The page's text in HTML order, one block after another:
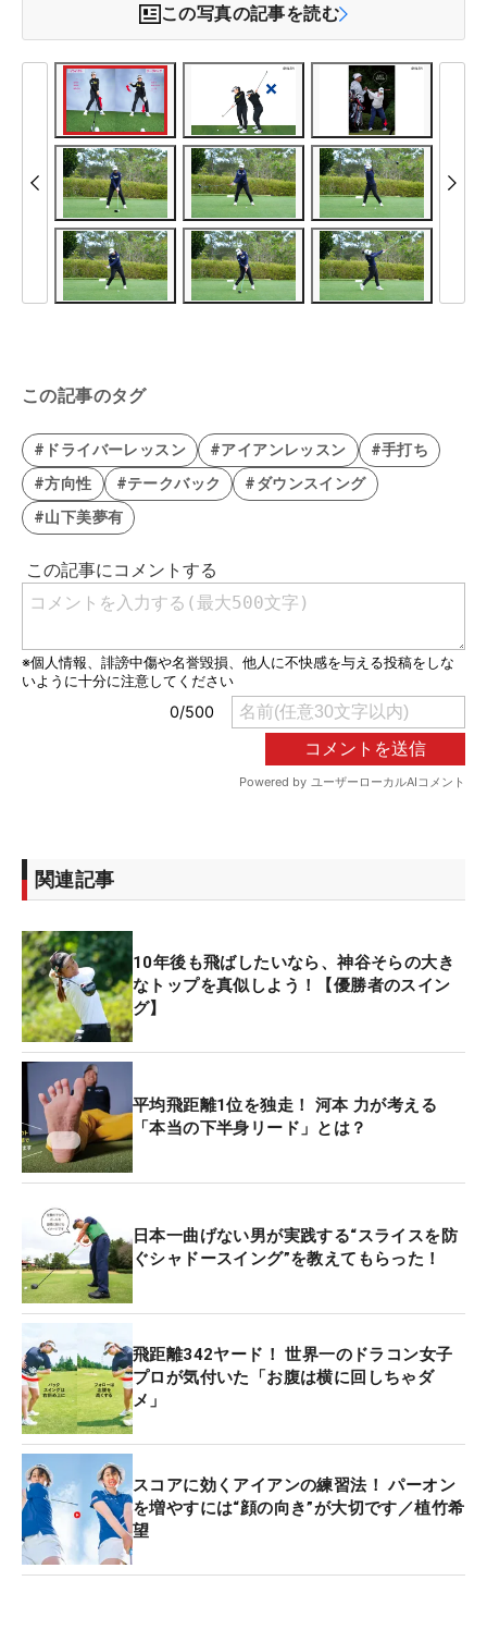
この写真の記事を読む
この記事のタグ
#ドライバーレッスン #アイアンレッスン
#手打ち
#方向性
#テークバック
#ダウンスイング
#山下美夢有
関連記事
10年後も飛ばしたいなら、神谷そらの大き
なトップを真似しよう！【優勝者のスイン
グ】
平均飛距離1位を独走！ 河本 力が考える
「本当の下半身リード」とは？
日本一曲げない男が実践する“スライスを防
ぐシャドースイング”を教えてもらった！
飛距離342ヤード！ 世界一のドラコン女子
プロが気付いた「お腹は横に回しちゃダ
メ」
スコアに効くアイアンの練習法！ パーオン
を増やすには“顔の向き”が大切です／植竹希
望